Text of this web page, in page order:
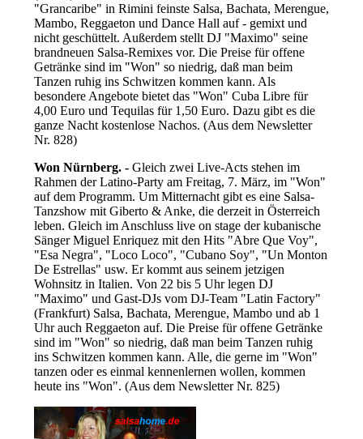
"Grancaribe" in Rimini feinste Salsa, Bachata, Merengue,
Mambo, Reggaeton und Dance Hall auf - gemixt und
nicht geschüttelt. Außerdem stellt DJ "Maximo" seine
brandneuen Salsa-Remixes vor. Die Preise für offene
Getränke sind im "Won" so niedrig, daß man beim
Tanzen ruhig ins Schwitzen kommen kann. Als
besondere Angebote bietet das "Won" Cuba Libre für
4,00 Euro und Tequilas für 1,50 Euro. Dazu gibt es die
ganze Nacht kostenlose Nachos. (Aus dem Newsletter
Nr. 828)
Won Nürnberg. -Gleich zwei Live-Acts stehen im
Rahmen der Latino-Party am Freitag, 7. März, im "Won"
auf dem Programm. Um Mitternacht gibt es eine Salsa-
Tanzshow mit Giberto & Anke, die derzeit in Österreich
leben. Gleich im Anschluss live on stage der kubanische
Sänger Miguel Enriquez mit den Hits "Abre Que Voy",
"Esa Negra", "Loco Loco", "Cubano Soy", "Un Monton
De Estrellas" usw. Er kommt aus seinem jetzigen
Wohnsitz in Italien. Von 22 bis 5 Uhr legen DJ
"Maximo" und Gast-DJs vom DJ-Team "Latin Factory"
(Frankfurt) Salsa, Bachata, Merengue, Mambo und ab 1
Uhr auch Reggaeton auf. Die Preise für offene Getränke
sind im "Won" so niedrig, daß man beim Tanzen ruhig
ins Schwitzen kommen kann. Alle, die gerne im "Won"
tanzen oder es einmal kennenlernen wollen, kommen
heute ins "Won". (Aus dem Newsletter Nr. 825)